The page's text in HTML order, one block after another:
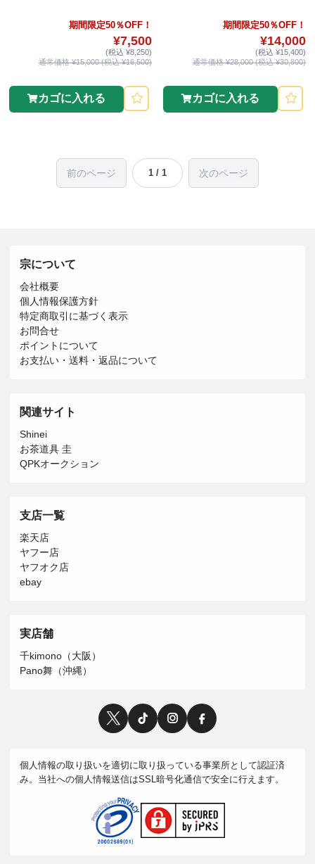
期間限定50％OFF！
¥7,500
(税込 ¥8,250)
通常価格 ¥15,000 (税込 ¥16,500)
カゴに入れる
期間限定50％OFF！
¥14,000
(税込 ¥15,400)
通常価格 ¥28,000 (税込 ¥30,800)
カゴに入れる
前のページ 1 / 1 次のページ
宗について
会社概要
個人情報保護方針
特定商取引に基づく表示
お問合せ
ポイントについて
お支払い・送料・返品について
関連サイト
Shinei
お茶道具 圭
QPKオークション
支店一覧
楽天店
ヤフー店
ヤフオク店
ebay
実店舗
千kimono（大阪）
Pano舞（沖縄）
個人情報の取り扱いを適切に取り扱っている事業所として認証済
み。当社への個人情報送信はSSL暗号化通信で安全に行えます。